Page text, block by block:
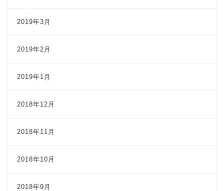
2019年3月
2019年2月
2019年1月
2018年12月
2018年11月
2018年10月
2018年9月